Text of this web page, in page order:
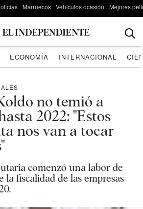
Marruecos Vehículos ocasión Mejores
ECONOMÍA INTERNACIONAL
no temió a
2022: "Estos
nos van a tocar
comenzó una labor de
la fiscalidad de las empresas